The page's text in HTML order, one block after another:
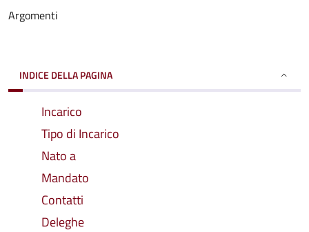
Argomenti
INDICE DELLA PAGINA
Incarico
Tipo di Incarico
Nato a
Mandato
Contatti
Deleghe